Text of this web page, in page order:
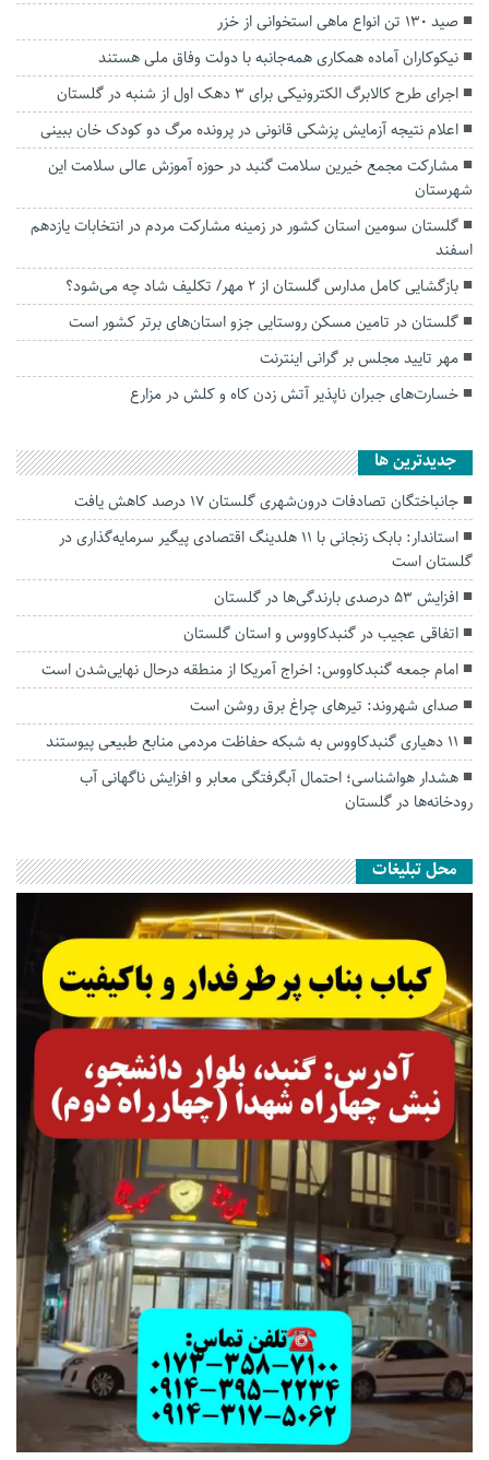
صید ۱۳۰ تن انواع ماهی استخوانی از خزر
نیکوکاران آماده همکاری همه‌جانبه با دولت وفاق ملی هستند
اجرای طرح کالابرگ الکترونیکی برای ۳ دهک اول از شنبه در گلستان
اعلام نتیجه آزمایش پزشکی قانونی در پرونده مرگ دو کودک خان ببینی
مشارکت مجمع خیرین سلامت گنبد در حوزه آموزش عالی سلامت این
شهرستان
گلستان سومین استان کشور در زمینه مشارکت مردم در انتخابات یازدهم
اسفند
بازگشایی کامل مدارس گلستان از ۲ مهر/ تکلیف شاد چه می‌شود؟
گلستان در تامین مسکن روستایی جزو استان‌های برتر کشور است
مهر تایید مجلس بر گرانی اینترنت
خسارت‌های جبران ناپذیر آتش زدن کاه و کلش در مزارع
جديدترين ها
جانباختگان تصادفات درون‌شهری گلستان ۱۷ درصد کاهش یافت
استاندار: بابک زنجانی با ۱۱ هلدینگ اقتصادی پیگیر سرمایه‌گذاری در
گلستان است
افزایش ۵۳ درصدی بارندگی‌ها در گلستان
اتفاقی عجیب در‌ گنبدکاووس و استان گلستان
امام جمعه گنبدکاووس: اخراج آمریکا از منطقه درحال نهایی‌شدن است
صدای شهروند: تیرهای چراغ برق روشن است
۱۱ دهیاری گنبدکاووس به شبکه حفاظت مردمی منابع طبیعی پیوستند
هشدار هواشناسی؛ احتمال آبگرفتگی معابر و افزایش ناگهانی آب
رودخانه‌ها در گلستان
محل تبلیغات